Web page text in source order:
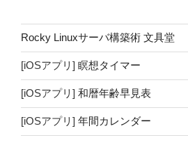
Rocky Linuxサーバ構築術 文具堂
[iOSアプリ] 瞑想タイマー
[iOSアプリ] 和暦年齢早見表
[iOSアプリ] 年間カレンダー